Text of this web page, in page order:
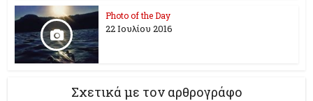
Photo of the Day
22 Ιουλίου 2016
Σχετικά με τον αρθρογράφο